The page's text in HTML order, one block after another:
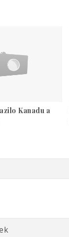
Kanadu a